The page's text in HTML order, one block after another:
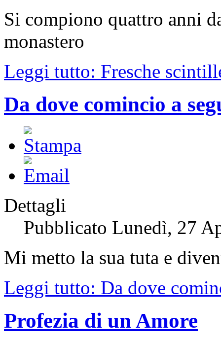
Si compiono quattro anni
monastero
Leggi tutto: Fresche
Da dove comincio a
Dettagli
Pubblicato Lunedì, 27
Mi metto la sua tuta e
Leggi tutto: Da dove
Profezia di un Amore